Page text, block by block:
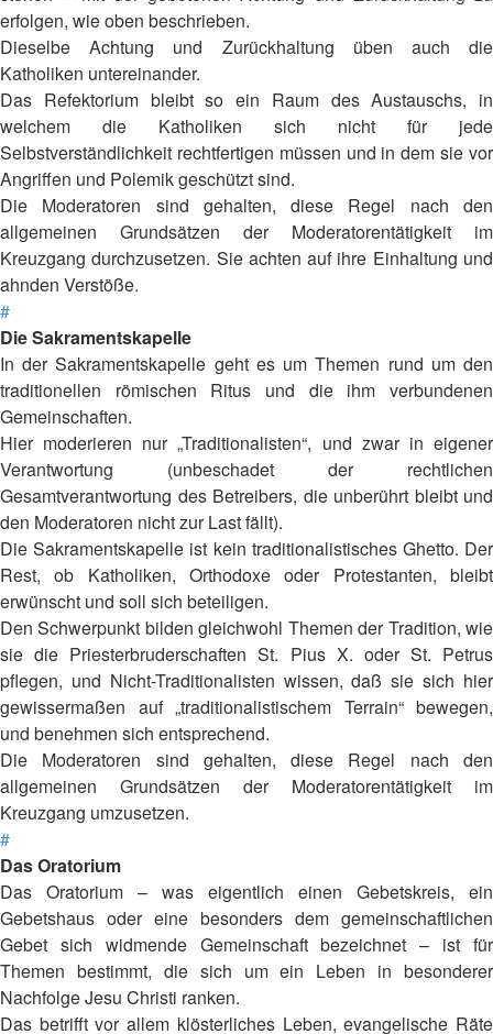
erfolgen, wie oben beschrieben.
Dieselbe Achtung und Zurückhaltung üben auch die
Katholiken untereinander.
Das Refektorium bleibt so ein Raum des Austauschs, in
welchem die Katholiken sich nicht für jede
Selbstverständlichkeit rechtfertigen müssen und in dem sie vor
Angriffen und Polemik geschützt sind.
Die Moderatoren sind gehalten, diese Regel nach den
allgemeinen Grundsätzen der Moderatorentätigkeit im
Kreuzgang durchzusetzen. Sie achten auf ihre Einhaltung und
ahnden Verstöße.
#
Die Sakramentskapelle
In der Sakramentskapelle geht es um Themen rund um den
traditionellen römischen Ritus und die ihm verbundenen
Gemeinschaften.
Hier moderieren nur „Traditionalisten“, und zwar in eigener
Verantwortung (unbeschadet der rechtlichen
Gesamtverantwortung des Betreibers, die unberührt bleibt und
den Moderatoren nicht zur Last fällt).
Die Sakramentskapelle ist kein traditionalistisches Ghetto. Der
Rest, ob Katholiken, Orthodoxe oder Protestanten, bleibt
erwünscht und soll sich beteiligen.
Den Schwerpunkt bilden gleichwohl Themen der Tradition, wie
sie die Priesterbruderschaften St. Pius X. oder St. Petrus
pflegen, und Nicht-Traditionalisten wissen, daß sie sich hier
gewissermaßen auf „traditionalistischem Terrain“ bewegen,
und benehmen sich entsprechend.
Die Moderatoren sind gehalten, diese Regel nach den
allgemeinen Grundsätzen der Moderatorentätigkeit im
Kreuzgang umzusetzen.
#
Das Oratorium
Das Oratorium – was eigentlich einen Gebetskreis, ein
Gebetshaus oder eine besonders dem gemeinschaftlichen
Gebet sich widmende Gemeinschaft bezeichnet – ist für
Themen bestimmt, die sich um ein Leben in besonderer
Nachfolge Jesu Christi ranken.
Das betrifft vor allem klösterliches Leben, evangelische Räte